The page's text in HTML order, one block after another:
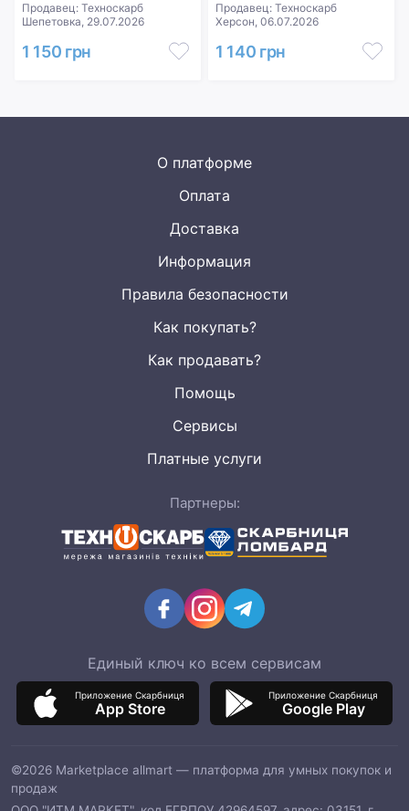
Продавец: Техноскарб
Шепетовка, 29.07.2026
1 150 грн
Продавец: Техноскарб
Херсон, 06.07.2026
1 140 грн
О платформе
Оплата
Доставка
Информация
Правила безопасности
Как покупать?
Как продавать?
Помощь
Сервисы
Платные услуги
Партнеры:
Единый ключ ко всем сервисам
Приложение Скарбниця
App Store
Приложение Скарбниця
Google Play
©2026 Marketplace allmart — платформа для умных покупок и
продаж